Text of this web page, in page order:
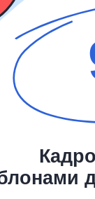
Вам не
правильно
в